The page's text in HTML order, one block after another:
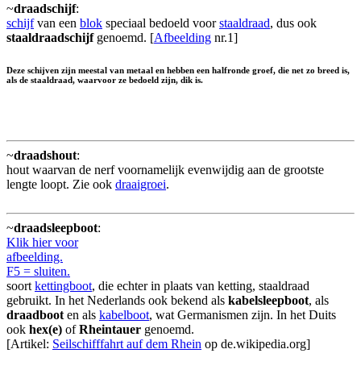
~draadschijf:
schijfvan een blok speciaal bedoeld voorstaaldraad, dus ook
staaldraadschijfgenoemd. [Afbeelding nr.1]
Deze schijven zijn meestal van metaal en hebben een halfronde groef, die net zo breed is,
als de staaldraad, waarvoor ze bedoeld zijn, dik is.
~draadshout:
hout waarvan de nerf voornamelijk evenwijdig aan de grootste
lengte loopt. Zie ook draaigroei.
~draadsleepboot:
Klik hier voor
afbeelding.
F5 = sluiten.
soort kettingboot, die echter in plaats van ketting, staaldraad
gebruikt. In het Nederlands ook bekend als kabelsleepboot, als
draadboot en als kabelboot, wat Germanismen zijn. In het Duits
ook hex(e) ofRheintauer genoemd.
[Artikel: Seilschifffahrt auf dem Rhein op de.wikipedia.org]